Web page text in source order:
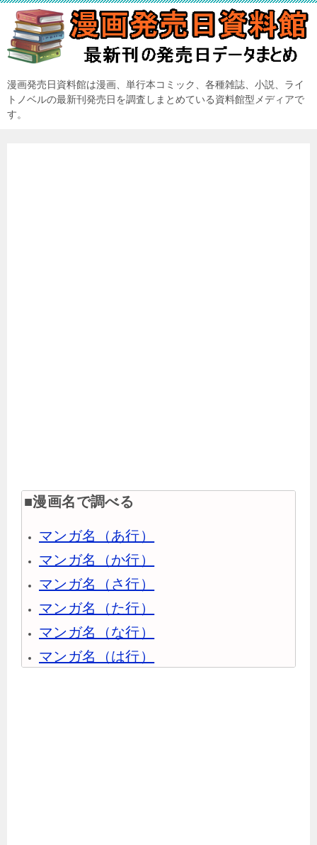
漫画発売日資料館は漫画、単行本コミック、各種雑誌、小説、ライ
トノベルの最新刊発売日を調査しまとめている資料館型メディアで
す。
■漫画名で調べる
マンガ名（あ行）
マンガ名（か行）
マンガ名（さ行）
マンガ名（た行）
マンガ名（な行）
マンガ名（は行）